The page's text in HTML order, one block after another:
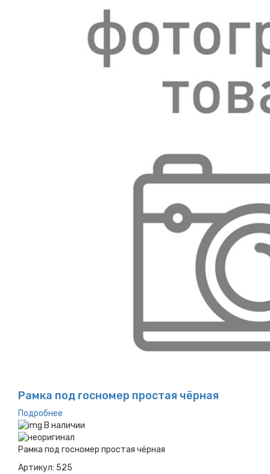
Рамка под госномер простая чёрная
Подробнее
В наличии
Рамка под госномер простая чёрная
Артикул: 525